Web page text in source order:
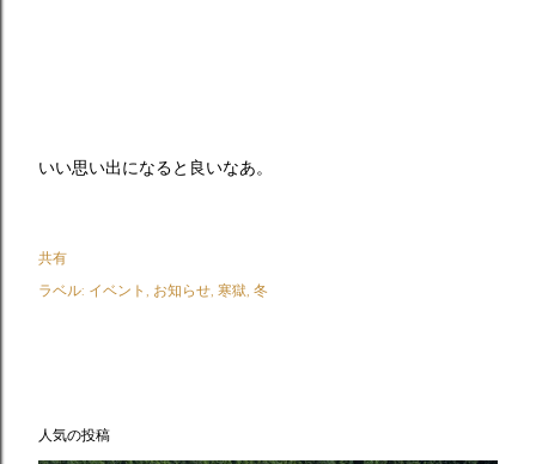
いい思い出になると良いなあ。
共有
ラベル: イベント お知らせ 寒獄 冬
人気の投稿